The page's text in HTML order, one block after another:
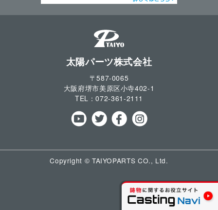
太陽パーツ株式会社
〒587-0065
大阪府堺市美原区小寺402-1
TEL：072-361-2111
Copyright © TAIYOPARTS CO., Ltd.